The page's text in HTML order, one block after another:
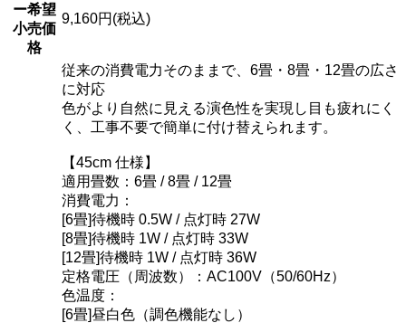
ー希望
小売価
格
9,160円(税込)
従来の消費電力そのままで、6畳・8畳・12畳の広さ
に対応
色がより自然に見える演色性を実現し目も疲れにく
く、工事不要で簡単に付け替えられます。
【45cm 仕様】
適用畳数：6畳 / 8畳 / 12畳
消費電力：
[6畳]待機時 0.5W / 点灯時 27W
[8畳]待機時 1W / 点灯時 33W
[12畳]待機時 1W / 点灯時 36W
定格電圧（周波数）：AC100V（50/60Hz）
色温度：
[6畳]昼白色（調色機能なし）